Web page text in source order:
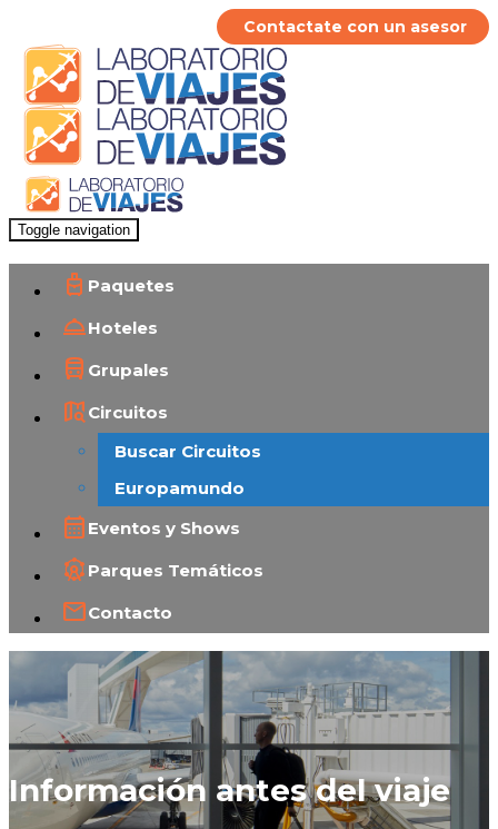
Contactate con un asesor
Toggle navigation
Paquetes
Hoteles
Grupales
Circuitos
Buscar Circuitos
Europamundo
Eventos y Shows
Parques Temáticos
Contacto
Información antes del viaje